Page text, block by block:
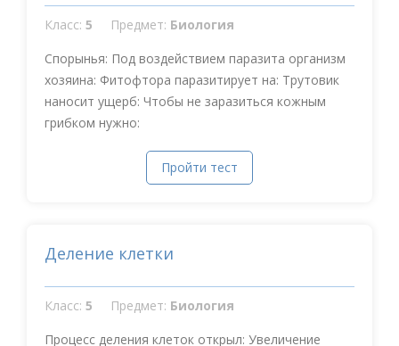
Класс: 5 Предмет: Биология
Спорынья: Под воздействием паразита организм
хозяина: Фитофтора паразитирует на: Трутовик
наносит ущерб: Чтобы не заразиться кожным
грибком нужно:
Пройти тест
Деление клетки
Класс: 5 Предмет: Биология
Процесс деления клеток открыл: Увеличение